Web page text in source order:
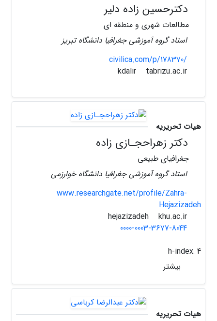
دکترحسین زاده دلیر
مطالعات شهری و منطقه ای
استاد گروه آموزشی جغرافیا دانشگاه تبریز
civilica.com/p/178370/
tabrizu.ac.ir
هیات تحریریه
دکتر زهراحجـازی زاده
جغرافیای طبیعی
استاد گروه آموزشی جغرافیا دانشگاه خوارزمی
www.researchgate.net/profile/Zahra-
Hejazizadeh
khu.ac.ir
0000-0003-3677-8044
h-index: 4
بیشتر
هیات تحریریه